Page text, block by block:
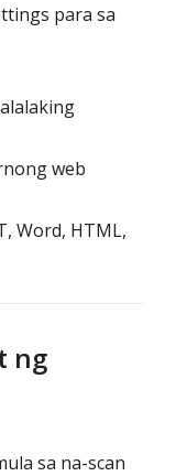
para sa
web
Word, HTML,
ng
sa na-scan